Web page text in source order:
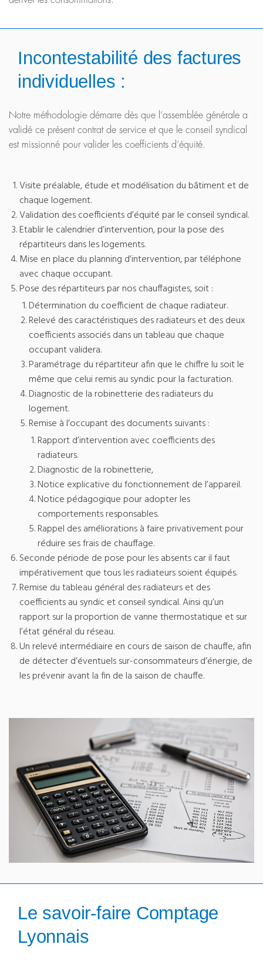
Incontestabilité des factures
individuelles :
Notre méthodologie démarre dès que l’assemblée générale a
validé ce présent contrat de service et que le conseil syndical
est missionné pour valider les coefficients d’équité.
Visite préalable, étude et modélisation du bâtiment et de
chaque logement.
Validation des coefficients d’équité par le conseil syndical.
Etablir le calendrier d’intervention, pour la pose des
répartiteurs dans les logements.
Mise en place du planning d’intervention, par téléphone
avec chaque occupant.
Pose des répartiteurs par nos chauffagistes, soit :
Détermination du coefficient de chaque radiateur.
Relevé des caractéristiques des radiateurs et des deux
coefficients associés dans un tableau que chaque
occupant validera.
Paramétrage du répartiteur afin que le chiffre lu soit le
même que celui remis au syndic pour la facturation.
Diagnostic de la robinetterie des radiateurs du
logement.
Remise à l’occupant des documents suivants :
Rapport d’intervention avec coefficients des
radiateurs.
Diagnostic de la robinetterie,
Notice explicative du fonctionnement de l’appareil.
Notice pédagogique pour adopter les
comportements responsables.
Rappel des améliorations à faire privativement pour
réduire ses frais de chauffage.
Seconde période de pose pour les absents car il faut
impérativement que tous les radiateurs soient équipés.
Remise du tableau général des radiateurs et des
coefficients au syndic et conseil syndical. Ainsi qu’un
rapport sur la proportion de vanne thermostatique et sur
l’état général du réseau.
Un relevé intermédiaire en cours de saison de chauffe, afin
de détecter d’éventuels sur-consommateurs d’énergie, de
les prévenir avant la fin de la saison de chauffe.
Le savoir-faire Comptage
Lyonnais